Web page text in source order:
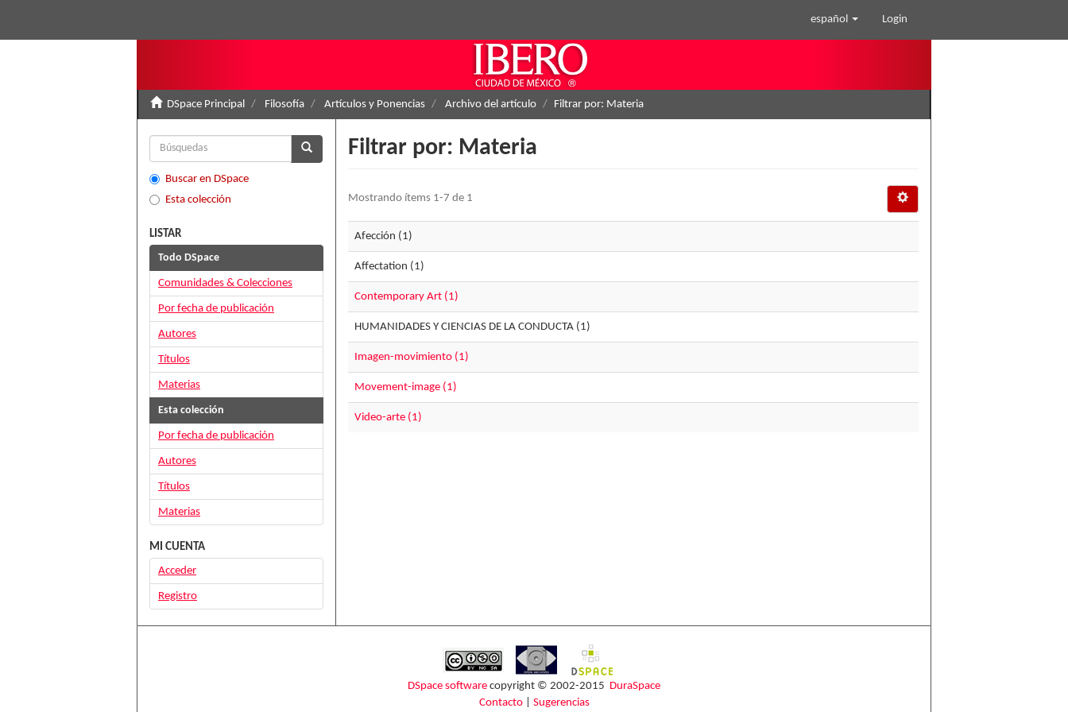
español Login
DSpace Principal Filosofía Artículos y Ponencias Archivo del artículo Filtrar por: Materia
Filtrar por: Materia
Mostrando ítems 1-7 de 1
Afección (1)
Affectation (1)
Contemporary Art (1)
HUMANIDADES Y CIENCIAS DE LA CONDUCTA (1)
Imagen-movimiento (1)
Movement-image (1)
Video-arte (1)
Buscar en DSpace
Esta colección
LISTAR
Todo DSpace
Comunidades & Colecciones
Por fecha de publicación
Autores
Títulos
Materias
Esta colección
Por fecha de publicación
Autores
Títulos
Materias
MI CUENTA
Acceder
Registro
DSpace software copyright © 2002-2015 DuraSpace
Contacto| Sugerencias